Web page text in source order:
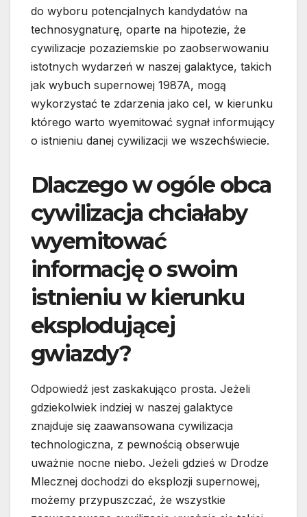
do wyboru potencjalnych kandydatów na
technosygnaturę, oparte na hipotezie, że
cywilizacje pozaziemskie po zaobserwowaniu
istotnych wydarzeń w naszej galaktyce, takich
jak wybuch supernowej 1987A, mogą
wykorzystać te zdarzenia jako cel, w kierunku
którego warto wyemitować sygnał informujący
o istnieniu danej cywilizacji we wszechświecie.
Dlaczego w ogóle obca
cywilizacja chciałaby
wyemitować
informację o swoim
istnieniu w kierunku
eksplodującej
gwiazdy?
Odpowiedź jest zaskakująco prosta. Jeżeli
gdziekolwiek indziej w naszej galaktyce
znajduje się zaawansowana cywilizacja
technologiczna, z pewnością obserwuje
uważnie nocne niebo. Jeżeli gdzieś w Drodze
Mlecznej dochodzi do eksplozji supernowej,
możemy przypuszczać, że wszystkie